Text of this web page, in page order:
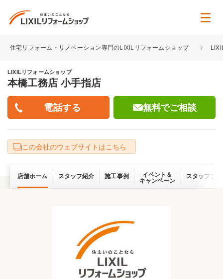
住宅リフォーム・リノベーション専門のLIXILリフォームショップ
LIXILリフォームショップ
本橋工務店 小手指店
無料でご相談
この会社のウェブサイトはこちら
店舗ホーム スタッフ紹介 施工事例
イベント＆
キャンペーン
スタッフブ